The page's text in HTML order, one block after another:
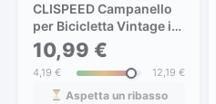
CLISPEED Campanello
per Bicicletta Vintage in
Blu
10,99 €
4,19 € 12,19 €
Aspetta un ribasso